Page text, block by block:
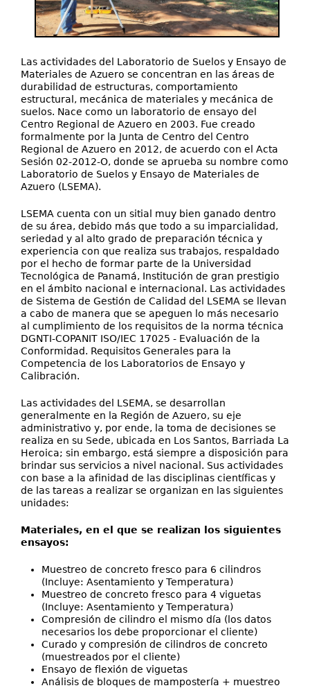
Las actividades del Laboratorio de Suelos y Ensayo de
Materiales de Azuero se concentran en las áreas de
durabilidad de estructuras, comportamiento
estructural, mecánica de materiales y mecánica de
suelos. Nace como un laboratorio de ensayo del
Centro Regional de Azuero en 2003. Fue creado
formalmente por la Junta de Centro del Centro
Regional de Azuero en 2012, de acuerdo con el Acta
Sesión 02-2012-O, donde se aprueba su nombre como
Laboratorio de Suelos y Ensayo de Materiales de
Azuero (LSEMA).
LSEMA cuenta con un sitial muy bien ganado dentro
de su área, debido más que todo a su imparcialidad,
seriedad y al alto grado de preparación técnica y
experiencia con que realiza sus trabajos, respaldado
por el hecho de formar parte de la Universidad
Tecnológica de Panamá, Institución de gran prestigio
en el ámbito nacional e internacional. Las actividades
de Sistema de Gestión de Calidad del LSEMA se llevan
a cabo de manera que se apeguen lo más necesario
al cumplimiento de los requisitos de la norma técnica
DGNTI-COPANIT ISO/IEC 17025 - Evaluación de la
Conformidad. Requisitos Generales para la
Competencia de los Laboratorios de Ensayo y
Calibración.
Las actividades del LSEMA, se desarrollan
generalmente en la Región de Azuero, su eje
administrativo y, por ende, la toma de decisiones se
realiza en su Sede, ubicada en Los Santos, Barriada La
Heroica; sin embargo, está siempre a disposición para
brindar sus servicios a nivel nacional. Sus actividades
con base a la afinidad de las disciplinas científicas y
de las tareas a realizar se organizan en las siguientes
unidades:
Materiales, en el que se realizan los siguientes
ensayos:
Muestreo de concreto fresco para 6 cilindros
(Incluye: Asentamiento y Temperatura)
Muestreo de concreto fresco para 4 viguetas
(Incluye: Asentamiento y Temperatura)
Compresión de cilindro el mismo día (los datos
necesarios los debe proporcionar el cliente)
Curado y compresión de cilindros de concreto
(muestreados por el cliente)
Ensayo de flexión de viguetas
Análisis de bloques de mampostería + muestreo